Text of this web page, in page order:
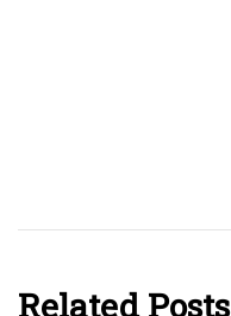
Related Posts